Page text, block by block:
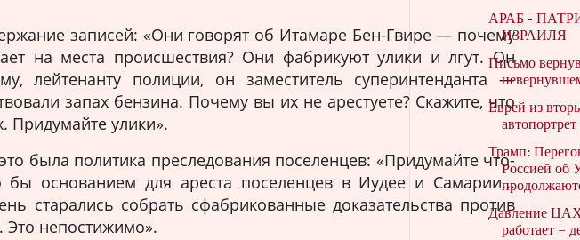
записей: «Они говорят об Итамаре Бен-Гвире — почему
на места происшествия? Они фабрикуют улики и лгут. Он
лейтенанту полиции, он заместитель суперинтенданта —
запах бензина. Почему вы их не арестуете? Скажите, что
Придумайте улики».
была политика преследования поселенцев: «Придумайте что-
бы основанием для ареста поселенцев в Иудее и Самарии...
старались собрать сфабрикованные доказательства против
непостижимо».
АРАБ -
ИЗРАИЛЯ
Письмо
Еврей из
Трамп:
Россией об
Давление
работает –